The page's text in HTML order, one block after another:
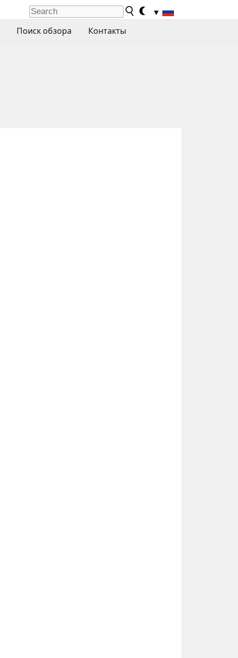
▼
Поиск обзора Контакты